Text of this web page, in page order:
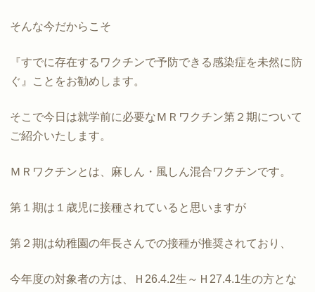
そんな今だからこそ
『すでに存在するワクチンで予防できる感染症を未然に防
ぐ』ことをお勧めします。
そこで今日は就学前に必要なＭＲワクチン第２期について
ご紹介いたします。
ＭＲワクチンとは、麻しん・風しん混合ワクチンです。
第１期は１歳児に接種されていると思いますが
第２期は幼稚園の年長さんでの接種が推奨されており、
今年度の対象者の方は、Ｈ26.4.2生～Ｈ27.4.1生の方とな